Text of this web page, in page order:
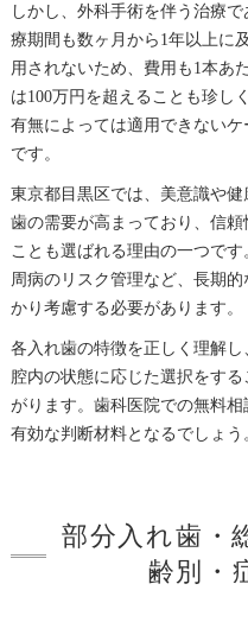
しかし、外科手術を伴う治療
療期間も数ヶ月から1年以上に
用されないため、費用も1本あ
は100万円を超えることも珍し
有無によっては適用できない
です。
東京都目黒区では、美意識や
歯の需要が高まっており、信
ことも選ばれる理由の一つで
周病のリスク管理など、長期
かり考慮する必要があります。
各入れ歯の特徴を正しく理解
腔内の状態に応じた選択をす
がります。歯科医院での無料相
有効な判断材料となるでしょう
部分入れ歯・
齢別・